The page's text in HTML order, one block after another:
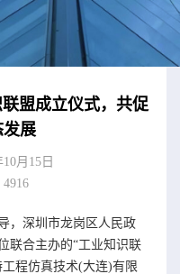
盟成立仪式，共促
展
月15日
，深圳市龙岗区人民政
联合主办的“工业知识联
程仿真技术(大连)有限